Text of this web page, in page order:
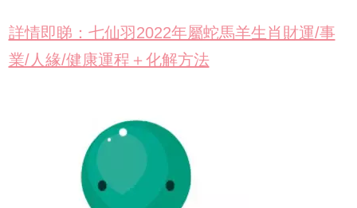
詳情即睇：七仙羽2022年屬蛇馬羊生肖財運/事
業/人緣/健康運程＋化解方法